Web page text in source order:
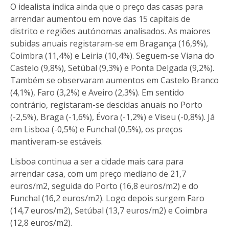
O idealista indica ainda que o preço das casas para
arrendar aumentou em nove das 15 capitais de
distrito e regiões autónomas analisados. As maiores
subidas anuais registaram-se em Bragança (16,9%),
Coimbra (11,4%) e Leiria (10,4%). Seguem-se Viana do
Castelo (9,8%), Setúbal (9,3%) e Ponta Delgada (9,2%).
Também se observaram aumentos em Castelo Branco
(4,1%), Faro (3,2%) e Aveiro (2,3%). Em sentido
contrário, registaram-se descidas anuais no Porto
(-2,5%), Braga (-1,6%), Évora (-1,2%) e Viseu (-0,8%). Já
em Lisboa (-0,5%) e Funchal (0,5%), os preços
mantiveram-se estáveis.
Lisboa continua a ser a cidade mais cara para
arrendar casa, com um preço mediano de 21,7
euros/m2, seguida do Porto (16,8 euros/m2) e do
Funchal (16,2 euros/m2). Logo depois surgem Faro
(14,7 euros/m2), Setúbal (13,7 euros/m2) e Coimbra
(12,8 euros/m2).